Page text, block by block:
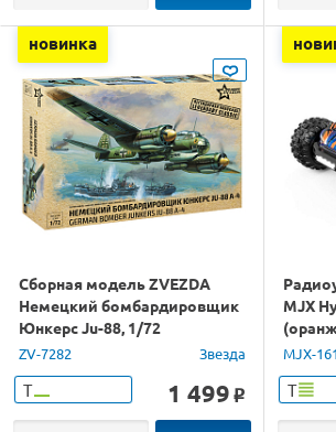
новинка
Сборная модель ZVEZDA
Немецкий бомбардировщик
Юнкерс Ju-88, 1/72
ZV-7282 Звезда
Т 1 499 o
MJX
1/16
MJX-
Т